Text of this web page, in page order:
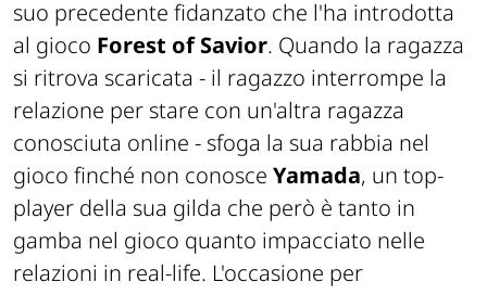
suo precedente fidanzato che l'ha introdotta
al gioco Forest of Savior. Quando la ragazza
si ritrova scaricata - il ragazzo interrompe la
relazione per stare con un'altra ragazza
conosciuta online - sfoga la sua rabbia nel
gioco finché non conosce Yamada, un top-
player della sua gilda che però è tanto in
gamba nel gioco quanto impacciato nelle
relazioni in real-life. L'occasione per